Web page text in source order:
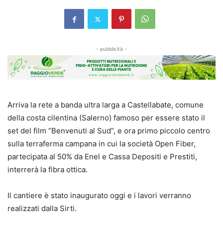
- pubblicità -
Arriva la rete a banda ultra larga a Castellabate, comune
della costa cilentina (Salerno) famoso per essere stato il
set del film “Benvenuti al Sud”, e ora primo piccolo centro
sulla terraferma campana in cui la società Open Fiber,
partecipata al 50% da Enel e Cassa Depositi e Prestiti,
interrerà la fibra ottica.
Il cantiere è stato inaugurato oggi e i lavori verranno
realizzati dalla Sirti.